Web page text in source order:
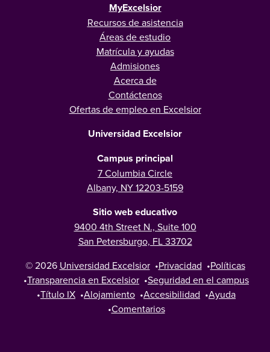
MyExcelsior
Recursos de asistencia
Áreas de estudio
Matrícula y ayudas
Admisiones
Acerca de
Contáctenos
Ofertas de empleo en Excelsior
Universidad Excelsior
Campus principal
7 Columbia Circle
Albany, NY 12203-5159
Sitio web educativo
9400 4th Street N., Suite 100
San Petersburgo, FL 33702
© 2026 Universidad Excelsior •Privacidad •Políticas
•Transparencia en Excelsior •Seguridad en el campus
•Título IX •Alojamiento •Accesibilidad •Ayuda
•Comentarios